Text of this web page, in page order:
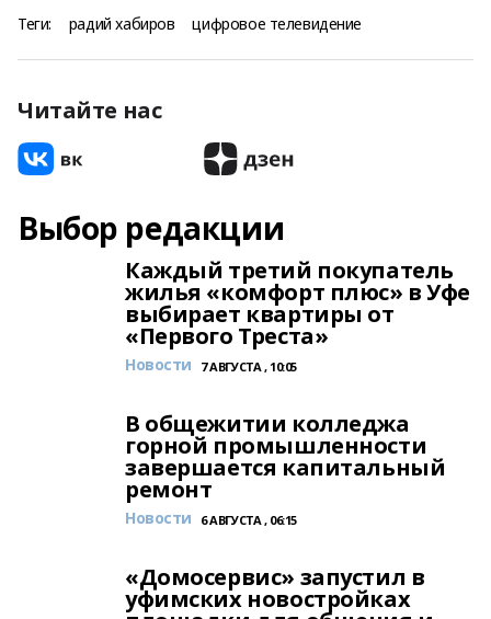
Теги: радий хабиров цифровое телевидение
Читайте нас
Выбор редакции
Каждый третий покупатель
жилья «комфорт плюс» в Уфе
выбирает квартиры от
«Первого Треста»
Новости 7 АВГУСТА , 10:05
В общежитии колледжа
горной промышленности
завершается капитальный
ремонт
Новости 6 АВГУСТА , 06:15
«Домосервис» запустил в
уфимских новостройках